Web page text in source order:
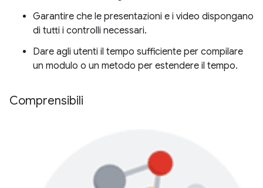
Garantire che le presentazioni e i video dispongano
di tutti i controlli necessari.
Dare agli utenti il tempo sufficiente per compilare
un modulo o un metodo per estendere il tempo.
Comprensibili